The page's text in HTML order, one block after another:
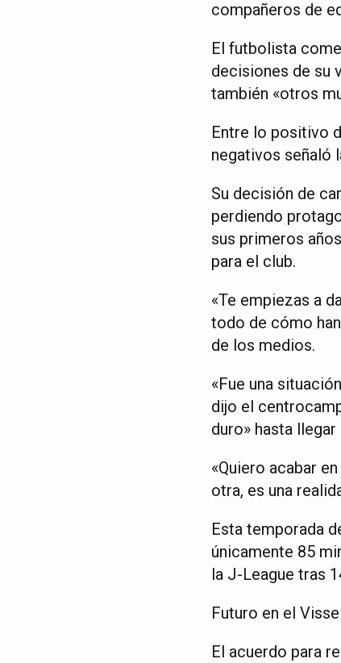
compañeros de
El futbolista
decisiones de su
también «otros
Entre lo positivo
negativos señaló
Su decisión de
perdiendo
sus primeros
para el club.
«Te empiezas a
todo de cómo
de los medios.
«Fue una
dijo el
duro» hasta
«Quiero acabar
otra, es una
Esta temporada
únicamente 85
la J-League tras
Futuro en el
El acuerdo para